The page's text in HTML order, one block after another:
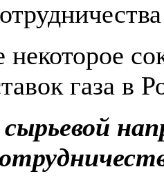
газа в